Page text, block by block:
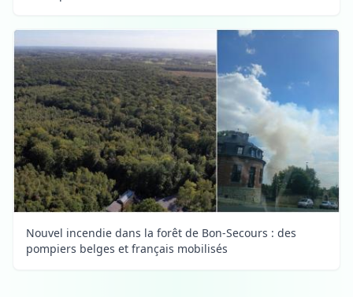
Nouvel incendie dans la forêt de Bon-Secours : des
pompiers belges et français mobilisés